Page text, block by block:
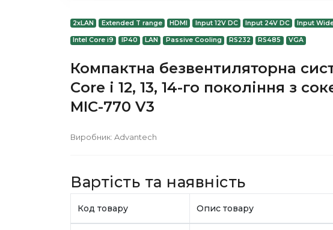
2xLAN Extended T range HDMI Input 12V DC Input 24V DC Input
Intel Core i9 IP40 LAN Passive Cooling RS232 RS485 VGA
Компактна безвентиляторна
Core i 12, 13, 14-го покоління з
MIC-770 V3
Виробник: Advantech
Вартість та наявність
Код товару Опис товару